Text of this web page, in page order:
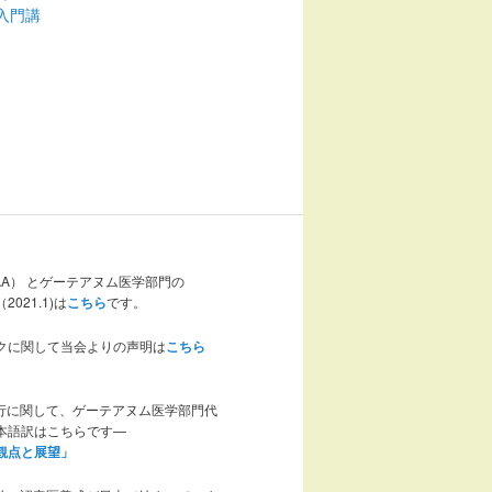
門講
） とゲーテアヌム医学部門の
2021.1)はこちらです。
に関して当会よりの声明はこちら
関して、ゲーテアヌム医学部門代
語訳はこちらです—
と展望」